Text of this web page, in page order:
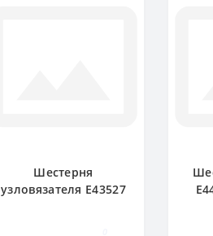
Шестерня
узловязателя E43527